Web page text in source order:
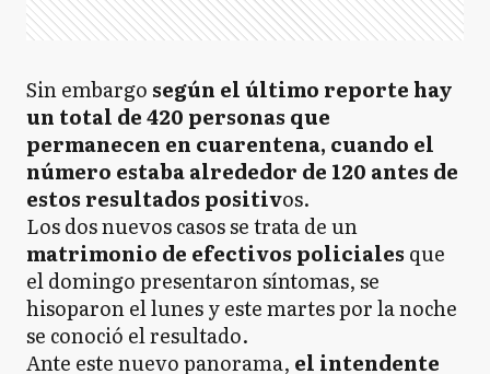
Sin embargo según el último reporte hay
un total de 420 personas que
permanecen en cuarentena, cuando el
número estaba alrededor de 120 antes de
estos resultados positivos.
Los dos nuevos casos se trata de un
matrimonio de efectivos policiales que
el domingo presentaron síntomas, se
hisoparon el lunes y este martes por la noche
se conoció el resultado.
Ante este nuevo panorama, el intendente